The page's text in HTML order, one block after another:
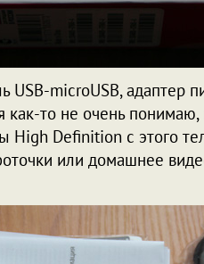
USB-microUSB, адаптер
как-то не очень
High Definition с этого
или домашнее видео